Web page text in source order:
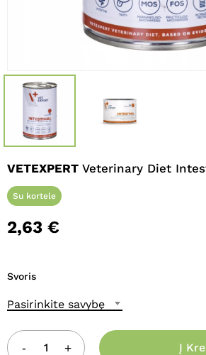
VETEXPERT Veterinary Diet
Su kortele
2,63 €
Svoris
Pasirinkite savybę
Į
Pavadinimas*
išsaugoti vardą, el.